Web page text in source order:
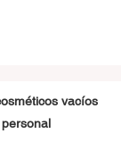
vacíos